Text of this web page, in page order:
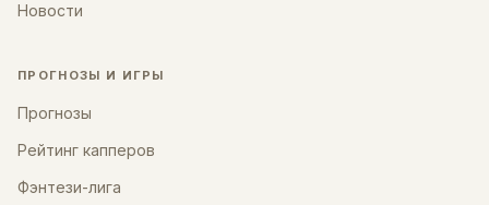
Новости
ПРОГНОЗЫ И ИГРЫ
Прогнозы
Рейтинг капперов
Фэнтези-лига